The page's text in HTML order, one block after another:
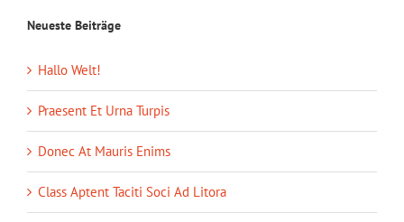
Neueste Beiträge
Hallo Welt!
Praesent Et Urna Turpis
Donec At Mauris Enims
Class Aptent Taciti Soci Ad Litora